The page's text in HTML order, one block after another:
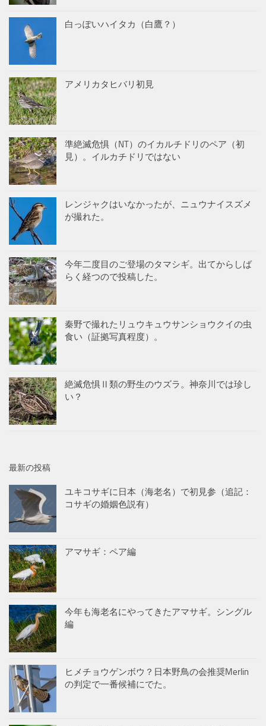
白っぽいハイタカ（白鷹？）
アメリカタヒバリ初見
準絶滅危惧（NT）のイカルチドリのペア（初
見）。イルカチドリではない
レンジャクはいなかったが、ニュウナイスズメ
が撮れた。
今年二度目のご登場のタマシギ。出てからしば
らく経つので投稿した。
秦野で撮れたリュウキュウサンショウクイの虫
食い（証拠写真程度）。
絶滅危惧Ⅱ類の野生のウズラ。神奈川では珍し
い？
最新の投稿
ユキコサギに日本（海老名）で初見参（追記：
コサギの婚姻色説有）
アマサギ：ペア編
今年も海老名にやってきたアマサギ。シングル
編
ヒメチョウゲンボウ？日本野鳥の会推奨Merlin
の判定で一番候補にでた。